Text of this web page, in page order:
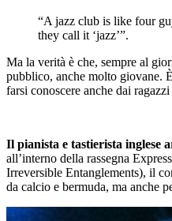
“A jazz club is like four
they call it ‘jazz’”.
Ma la verità è che, sempre al
pubblico, anche molto giovane.
farsi conoscere anche dai
Il pianista e tastierista inglese
all’interno della rassegna
Irreversible Entanglements), il
da calcio e bermuda, ma anche